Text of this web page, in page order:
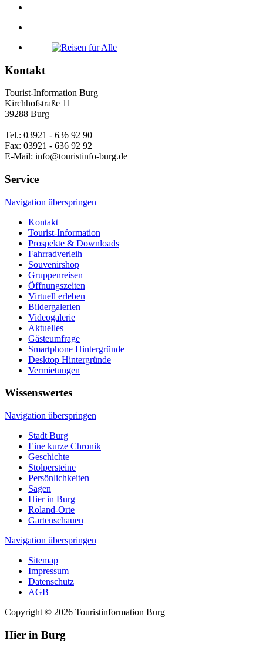
Kontakt
Tourist-Information Burg
Kirchhofstraße 11
39288 Burg
Tel.: 03921 - 636 92 90
Fax: 03921 - 636 92 92
E-Mail: info@touristinfo-burg.de
Service
Navigation überspringen
Kontakt
Tourist-Information
Prospekte & Downloads
Fahrradverleih
Souvenirshop
Gruppenreisen
Öffnungszeiten
Virtuell erleben
Bildergalerien
Videogalerie
Aktuelles
Gästeumfrage
Smartphone Hintergründe
Desktop Hintergründe
Vermietungen
Wissenswertes
Navigation überspringen
Stadt Burg
Eine kurze Chronik
Geschichte
Stolpersteine
Persönlichkeiten
Sagen
Hier in Burg
Roland-Orte
Gartenschauen
Navigation überspringen
Sitemap
Impressum
Datenschutz
AGB
Copyright © 2026 Touristinformation Burg
Hier in Burg